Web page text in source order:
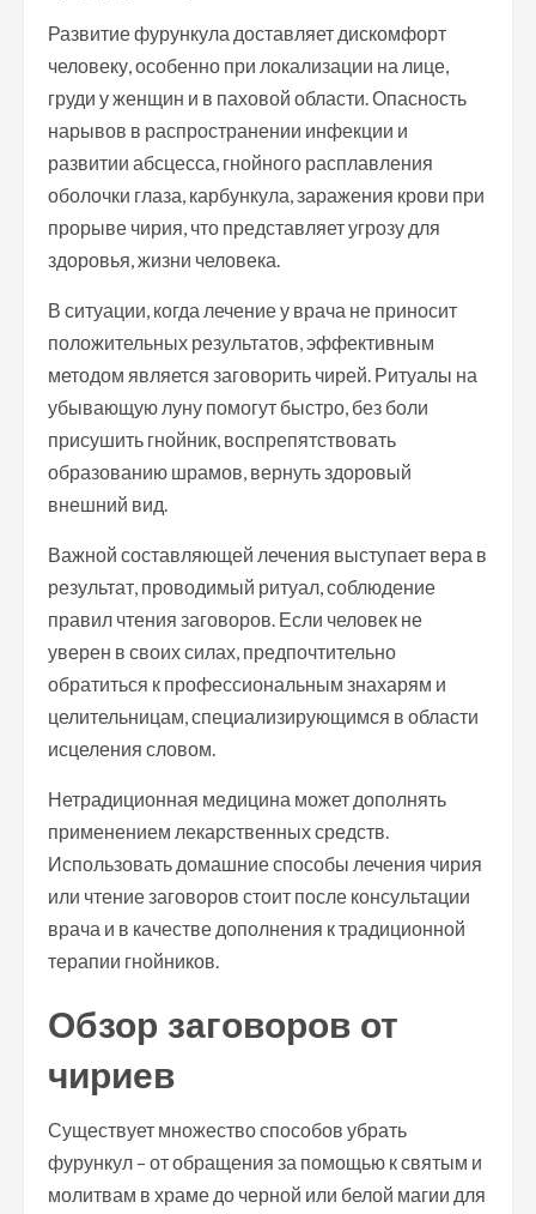
Развитие фурункула доставляет дискомфорт
человеку, особенно при локализации на лице,
груди у женщин и в паховой области. Опасность
нарывов в распространении инфекции и
развитии абсцесса, гнойного расплавления
оболочки глаза, карбункула, заражения крови при
прорыве чирия, что представляет угрозу для
здоровья, жизни человека.
В ситуации, когда лечение у врача не приносит
положительных результатов, эффективным
методом является заговорить чирей. Ритуалы на
убывающую луну помогут быстро, без боли
присушить гнойник, воспрепятствовать
образованию шрамов, вернуть здоровый
внешний вид.
Важной составляющей лечения выступает вера в
результат, проводимый ритуал, соблюдение
правил чтения заговоров. Если человек не
уверен в своих силах, предпочтительно
обратиться к профессиональным знахарям и
целительницам, специализирующимся в области
исцеления словом.
Нетрадиционная медицина может дополнять
применением лекарственных средств.
Использовать домашние способы лечения чирия
или чтение заговоров стоит после консультации
врача и в качестве дополнения к традиционной
терапии гнойников.
Обзор заговоров от
чириев
Существует множество способов убрать
фурункул – от обращения за помощью к святым и
молитвам в храме до черной или белой магии для